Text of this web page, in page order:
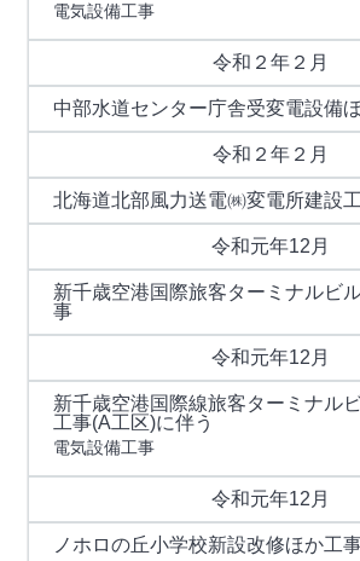
電気設備工事
令和２年２月
中部水道センター庁舎受変電設備
令和２年２月
北海道北部風力送電㈱変電所建設
令和元年12月
新千歳空港国際旅客ターミナルビ
事
令和元年12月
新千歳空港国際線旅客ターミナル
工事(A工区)に伴う
電気設備工事
令和元年12月
ノホロの丘小学校新設改修ほか工